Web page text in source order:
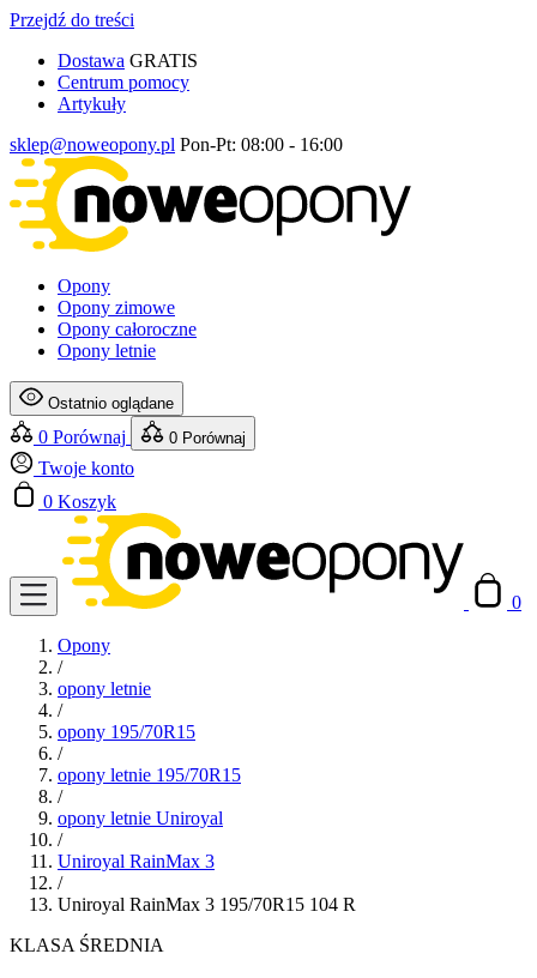
Przejdź do treści
Dostawa GRATIS
Centrum pomocy
Artykuły
sklep@noweopony.pl Pon-Pt: 08:00 - 16:00
Opony
Opony zimowe
Opony całoroczne
Opony letnie
Ostatnio oglądane
0 Porównaj 0 Porównaj
Twoje konto
0 Koszyk
0
Opony
/
opony letnie
/
opony 195/70R15
/
opony letnie 195/70R15
/
opony letnie Uniroyal
/
Uniroyal RainMax 3
/
Uniroyal RainMax 3 195/70R15 104 R
KLASA ŚREDNIA